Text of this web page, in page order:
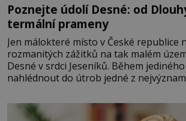
Poznejte údolí Desné: od
termální prameny
Jen málokteré místo v České republice
rozmanitých zážitků na tak malém
Desné v srdci Jeseníků. Během
nahlédnout do útrob jedné z
se na koloběžce a den zakončit
Velkých Losinách nebo v termálním